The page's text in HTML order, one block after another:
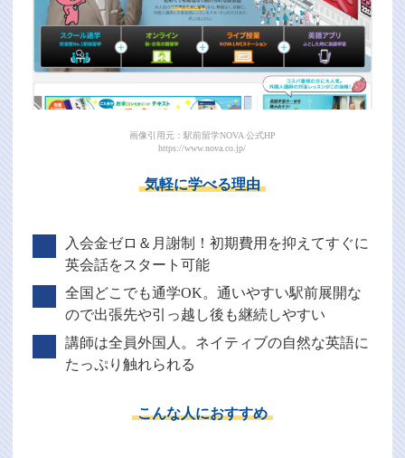
画像引用元：駅前留学NOVA 公式HP
https://www.nova.co.jp/
気軽に学べる理由
入会金ゼロ＆月謝制！初期費用を抑えてすぐに
英会話をスタート可能
全国どこでも通学OK。通いやすい駅前展開な
ので出張先や引っ越し後も継続しやすい
講師は全員外国人。ネイティブの自然な英語に
たっぷり触れられる
こんな人におすすめ